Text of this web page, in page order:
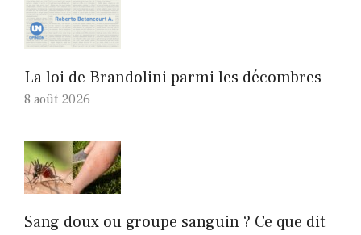
La loi de Brandolini parmi les décombres
8 août 2026
Sang doux ou groupe sanguin ? Ce que dit